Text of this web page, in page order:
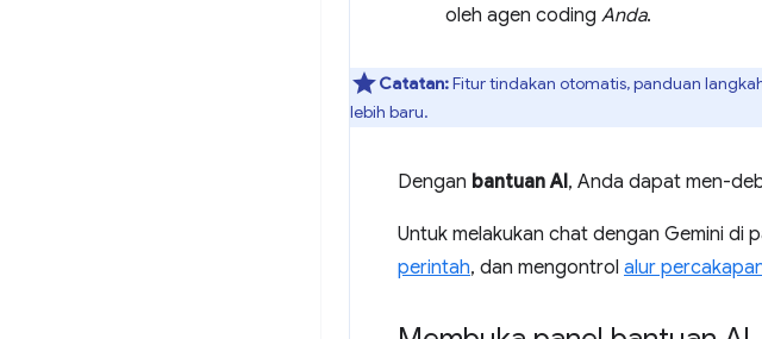
oleh agen coding Anda.
Catatan:Fitur tindakan otomatis, panduan
lebih baru.
Dengan bantuan AI, Anda dapat men-
Untuk melakukan chat dengan Gemini di
perintah, dan mengontrol alur